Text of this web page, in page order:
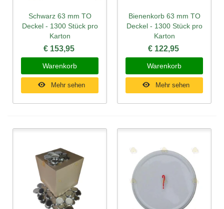
Schwarz 63 mm TO
Deckel - 1300 Stück pro
Karton
€ 153,95
Warenkorb
Mehr sehen
Bienenkorb 63 mm TO
Deckel - 1300 Stück pro
Karton
€ 122,95
Warenkorb
Mehr sehen